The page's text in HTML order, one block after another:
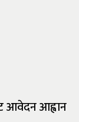
आवेदन आह्वान